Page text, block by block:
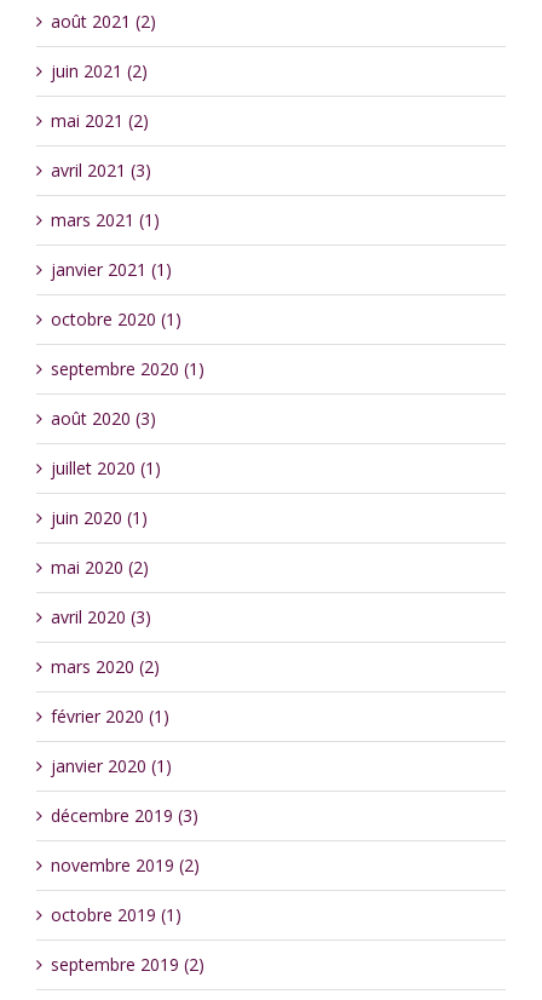
août 2021 (2)
juin 2021 (2)
mai 2021 (2)
avril 2021 (3)
mars 2021 (1)
janvier 2021 (1)
octobre 2020 (1)
septembre 2020 (1)
août 2020 (3)
juillet 2020 (1)
juin 2020 (1)
mai 2020 (2)
avril 2020 (3)
mars 2020 (2)
février 2020 (1)
janvier 2020 (1)
décembre 2019 (3)
novembre 2019 (2)
octobre 2019 (1)
septembre 2019 (2)